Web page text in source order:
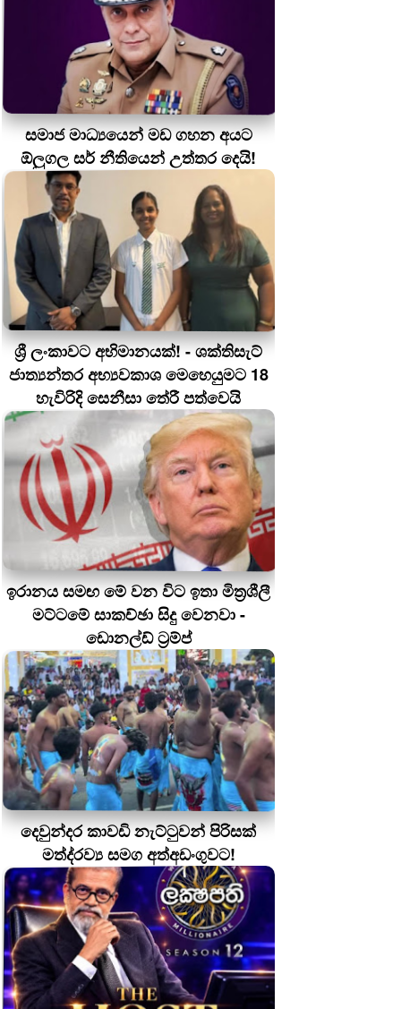
සමාජ මාධ්‍යයෙන් මඩ ගහන අයට
ඕලුගල සර් නීතියෙන් උත්තර දෙයි!
ශ්‍රී ලංකාවට අභිමානයක්! - ශක්තිසැට්
ජාත්‍යන්තර අභ්‍යවකාශ මෙහෙයුමට 18
හැවිරිදි සෙනීසා තේරී පත්වෙයි
ඉරානය සමඟ මේ වන විට ඉතා මිත්‍රශීලී
මට්ටමේ සාකච්ඡා සිදු වෙනවා -
ඩොනල්ඩ් ට්‍රම්ප්
දෙවුන්දර කාවඩි නැට්ටුවන් පිරිසක්
මත්ද‍්‍රව්‍ය සමග අත්අඩංගුවට!